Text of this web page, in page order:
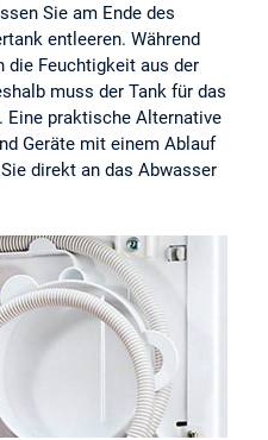
Sie am Ende des
entleeren. Während
die Feuchtigkeit aus der
muss der Tank für das
Eine praktische Alternative
Geräte mit einem Ablauf
direkt an das Abwasser